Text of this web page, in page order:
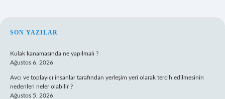
SIDEBAR
SON YAZILAR
Kulak kanamasında ne yapılmalı ?
Ağustos 6, 2026
Avcı ve toplayıcı insanlar tarafından yerleşim yeri olarak tercih edilmesinin
nedenleri neler olabilir ?
Ağustos 5, 2026